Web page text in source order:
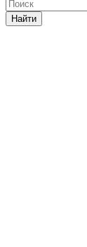
Найти